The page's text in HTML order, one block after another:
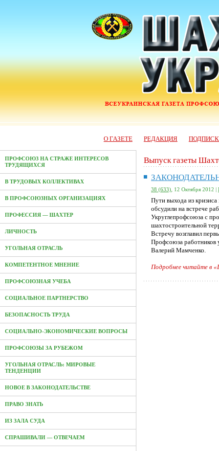
О ГАЗЕТЕ РЕДАКЦИЯ
ПРОФСОЮЗ НА СТРАЖЕ ИНТЕРЕСОВ
ТРУДЯЩИХСЯ
В ТРУДОВЫХ КОЛЛЕКТИВАХ
В ПРОФСОЮЗНЫХ ОРГАНИЗАЦИЯХ
ПРОФЕССИЯ — ШАХТЕР
ЛИЧНОСТЬ
УГОЛЬНАЯ ОТРАСЛЬ
КОМПЕТЕНТНОЕ МНЕНИЕ
ПРОФСОЮЗНАЯ УЧЕБА
СОЦИАЛЬНОЕ ПАРТНЕРСТВО
БЕЗОПАСНОСТЬ ТРУДА
СОЦИАЛЬНО-ЭКОНОМИЧЕСКИЕ ВОПРОСЫ
ПРОФСОЮЗЫ ЗА РУБЕЖОМ
УГОЛЬНАЯ ОТРАСЛЬ: МИРОВЫЕ
ТЕНДЕНЦИИ
НОВОЕ В ЗАКОНОДАТЕЛЬСТВЕ
ПРАВО ЗНАТЬ
ИЗ ЗАЛА СУДА
СПРАШИВАЛИ — ОТВЕЧАЕМ
Выпуск газеты
38 (633), 12 Октября 2012 |
Пути выхода из
обсудили на встрече
Укруглепрофсоюза с
шахтостроительной
Встречу возглавил
Профсоюза
Валерий Мамченко.
Подробнее читайте в